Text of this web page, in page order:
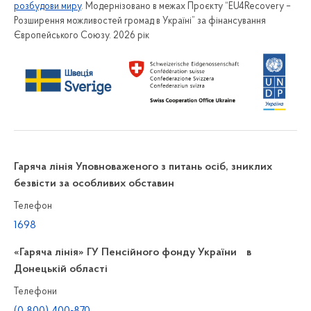
розбудови миру. Модернізовано в межах Проєкту “EU4Recovery –
Розширення можливостей громад в Україні” за фінансування
Європейського Союзу. 2026 рік
Гаряча лінія Уповноваженого з питань осіб, зниклих
безвісти за особливих обставин
Телефон
1698
«Гаряча лінія» ГУ Пенсійного фонду України в
Донецькій області
Телефони